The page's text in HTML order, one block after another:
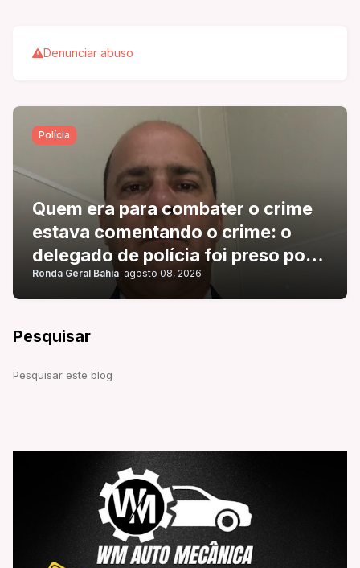
Denunciar abuso
Polícia
Quem era para combater o crime
estava comentando o crime: o
delegado de polícia foi preso por
usar um veículo com placa
adulterada.
Ronda Geral Bahia-agosto 08, 2026
Pesquisar